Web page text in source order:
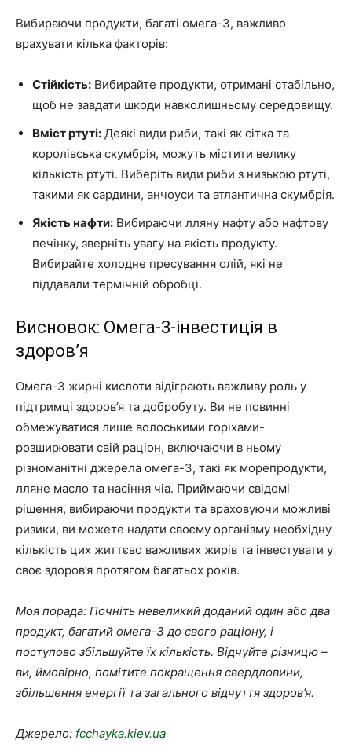
Вибираючи продукти, багаті омега-3, важливо
врахувати кілька факторів:
Стійкість: Вибирайте продукти, отримані стабільно,
щоб не завдати шкоди навколишньому середовищу.
Вміст ртуті: Деякі види риби, такі як сітка та
королівська скумбрія, можуть містити велику
кількість ртуті. Виберіть види риби з низькою ртуті,
такими як сардини, анчоуси та атлантична скумбрія.
Якість нафти: Вибираючи лляну нафту або нафтову
печінку, зверніть увагу на якість продукту.
Вибирайте холодне пресування олій, які не
піддавали термічній обробці.
Висновок: Омега-3-інвестиція в
здоров’я
Омега-3 жирні кислоти відіграють важливу роль у
підтримці здоров’я та добробуту. Ви не повинні
обмежуватися лише волоськими горіхами-
розширювати свій раціон, включаючи в ньому
різноманітні джерела омега-3, такі як морепродукти,
лляне масло та насіння чіа. Приймаючи свідомі
рішення, вибираючи продукти та враховуючи можливі
ризики, ви можете надати своєму організму необхідну
кількість цих життєво важливих жирів та інвестувати у
своє здоров’я протягом багатьох років.
Моя порада: Почніть невеликий доданий один або два
продукт, багатий омега-3 до свого раціону, і
поступово збільшуйте їх кількість. Відчуйте різницю –
ви, ймовірно, помітите покращення свердловини,
збільшення енергії та загального відчуття здоров’я.
Джерело: fcchayka.kiev.ua